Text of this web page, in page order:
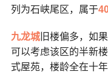
列为石峡尾区，属于
九龙城旧楼偏多，如
可以考虑该区的半新
式屋苑，楼龄全在十